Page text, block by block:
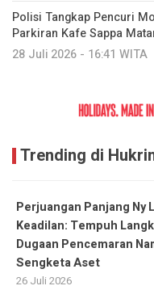
Polisi Tangkap Pencuri
Parkiran Kafe Sappa
28 Juli 2026 - 16:41 WITA
Trending di
Perjuangan Panjang Ny
Keadilan: Tempuh
Dugaan Pencemaran
Sengketa Aset
26 Juli 2026